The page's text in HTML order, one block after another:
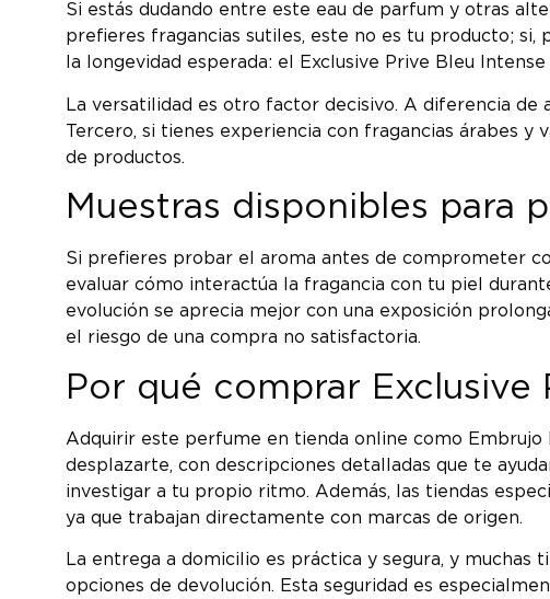
Si estás dudando entre este eau de parfum y otras
prefieres fragancias sutiles, este no es tu producto;
la longevidad esperada: el Exclusive Prive Bleu
La versatilidad es otro factor decisivo. A diferencia
Tercero, si tienes experiencia con fragancias árabes
de productos.
Muestras disponibles para
Si prefieres probar el aroma antes de comprometer
evaluar cómo interactúa la fragancia con tu piel
evolución se aprecia mejor con una exposición
el riesgo de una compra no satisfactoria.
Por qué comprar Exclusive
Adquirir este perfume en tienda online como Embrujo
desplazarte, con descripciones detalladas que te
investigar a tu propio ritmo. Además, las tiendas
ya que trabajan directamente con marcas de origen.
La entrega a domicilio es práctica y segura, y
opciones de devolución. Esta seguridad es